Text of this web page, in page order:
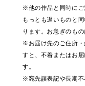
※他の作品と同時に
もっとも遅いものと
ります。お急ぎのも
※お届け先のご住所・
すと、不着またはお
す。
※宛先誤表記や長期不